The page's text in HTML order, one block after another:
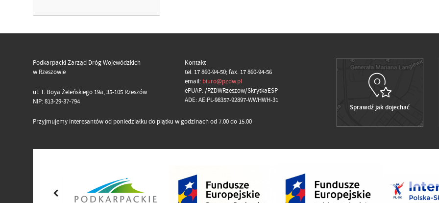
Podkarpacki Zarząd Dróg Wojewódzkich
w Rzeszowie
ul. T. Boya Żeleńskiego 19a, 35-105 Rzeszów
NIP: 813-29-37-794
Kontakt
tel. 17 860-94-50; fax. 17 860-94-56
email: biuro@pzdw.pl
ePUAP: /PZDWRzeszow/SkrytkaESP
ADE: AE:PL-98357-92897-WWHWH-31
Przyjmujemy interesantów od poniedziałku do piątku w godzinach od 7.00 do 15.00
Sprawdź jak dojechać